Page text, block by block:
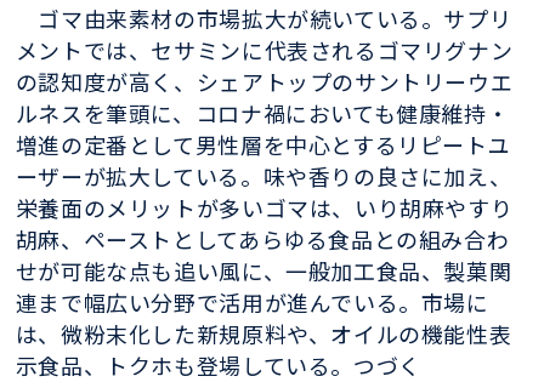
ゴマ由来素材の市場拡大が続いている。サプリ
メントでは、セサミンに代表されるゴマリグナン
の認知度が高く、シェアトップのサントリーウエ
ルネスを筆頭に、コロナ禍においても健康維持・
増進の定番として男性層を中心とするリピートユ
ーザーが拡大している。味や香りの良さに加え、
栄養面のメリットが多いゴマは、いり胡麻やすり
胡麻、ペーストとしてあらゆる食品との組み合わ
せが可能な点も追い風に、一般加工食品、製菓関
連まで幅広い分野で活用が進んでいる。市場に
は、微粉末化した新規原料や、オイルの機能性表
示食品、トクホも登場している。つづく